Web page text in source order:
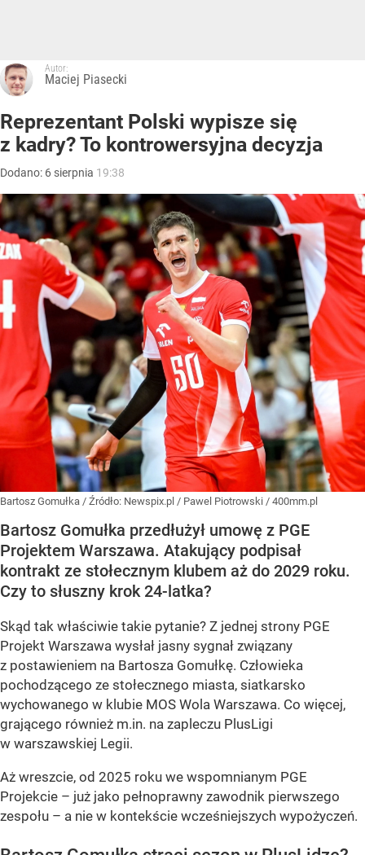
Autor:
Maciej Piasecki
Reprezentant Polski wypisze się
z kadry? To kontrowersyjna decyzja
Dodano: 6 sierpnia 19:38
Bartosz Gomułka / Źródło: Newspix.pl / Pawel Piotrowski / 400mm.pl
Bartosz Gomułka przedłużył umowę z PGE
Projektem Warszawa. Atakujący podpisał
kontrakt ze stołecznym klubem aż do 2029 roku.
Czy to słuszny krok 24-latka?
Skąd tak właściwie takie pytanie? Z jednej strony PGE
Projekt Warszawa wysłał jasny sygnał związany
z postawieniem na Bartosza Gomułkę. Człowieka
pochodzącego ze stołecznego miasta, siatkarsko
wychowanego w klubie MOS Wola Warszawa. Co więcej,
grającego również m.in. na zapleczu PlusLigi
w warszawskiej Legii.
Aż wreszcie, od 2025 roku we wspomnianym PGE
Projekcie – już jako pełnoprawny zawodnik pierwszego
zespołu – a nie w kontekście wcześniejszych wypożyczeń.